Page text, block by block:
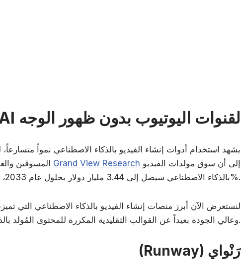
أفضل مولدات فيديو AI لقنوات اليوتيوب بدون ظهور الوجه
يشهد استخدام أدوات إنشاء الفيديو بالذكاء الاصطناعي نمواً
المسوقين تقرير صادر عن Grand View Research
بالذكاء الاصطناعي سيصل إلى 3.44 مليار دولار بحلول عام 2033، مع معدل نمو سنوي مركب يبلغ 20.3%.
لنستعرض الآن أبرز منصات إنشاء الفيديو بالذكاء الاصطناعي التي
وعالي الجودة بعيداً عن القوالب التقليدية المكررة للمحتوى المُولد بالذكاء الاصطناعي.
(Runway) رَنْواي